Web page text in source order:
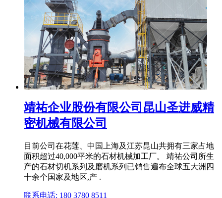
靖祐企业股份有限公司昆山圣进威精
密机械有限公司
目前公司在花莲、中国上海及江苏昆山共拥有三家占地
面积超过40,000平米的石材机械加工厂。 靖祐公司所生
产的石材切机系列及磨机系列已销售遍布全球五大洲四
十余个国家及地区,产 .
联系电话: 180 3780 8511